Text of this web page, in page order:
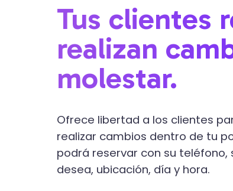
Tus clientes
realizan
molestar.
Ofrece libertad a los clientes
realizar cambios dentro de tu
podrá reservar con su
desea, ubicación, día y hora.